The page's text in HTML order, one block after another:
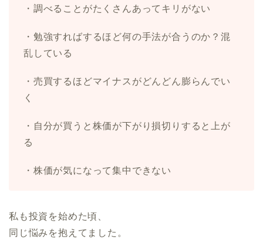
・調べることがたくさんあってキリがない
・勉強すればするほど何の手法が合うのか？混
乱している
・売買するほどマイナスがどんどん膨らんでい
く
・自分が買うと株価が下がり損切りすると上が
る
・株価が気になって集中できない
私も投資を始めた頃、
同じ悩みを抱えてました。